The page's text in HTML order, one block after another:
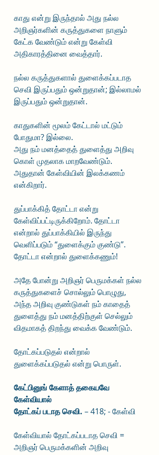
காது என்று இருந்தால் அது நல்ல
அறிஞர்களின் கருத்துகளை நாளும்
கேட்க வேண்டும் என்று கேள்வி
அதிகாரத்தினை வைத்தார்.
நல்ல கருத்துகளால் துளைக்கப்படாத
செவி இருப்பதும் ஒன்றுதான்; இல்லாமல்
இருப்பதும் ஒன்றுதான்.
காதுகளின் மூலம் கேட்டால் மட்டும்
போதுமா? இல்லை.
அது நம் மனத்தைத் துளைத்து அறிவு
கொள் முதலாக மாறவேண்டும்.
அதுதான் கேள்வியின் இலக்கணம்
என்கிறார்.
துப்பாக்கித் தோட்டா என்று
கேள்விப்பட்டிருக்கிறோம். தோட்டா
என்றால் துப்பாக்கியில் இருந்து
வெளிப்படும் “துளைக்கும் குண்டு”.
தோட்டா என்றால் துளைக்கணும்!
அதே போன்று அறிஞர் பெருமக்கள் நல்ல
கருத்துகளைச் சொல்லும் பொழுது,
அந்த அறிவு குண்டுகள் நம் காதைத்
துளைத்து நம் மனத்திற்குள் செல்லும்
விதமாகத் திறந்து வைக்க வேண்டும்.
தோட்கப்படுதல் என்றால்
துளைக்கப்படுதல் என்று பொருள்.
கேட்பினுங் கேளாத் தகையவே
கேள்வியால்
தோட்கப் படாத செவி. – 418; - கேள்வி
கேள்வியால் தோட்கப்படாத செவி =
அறிஞர் பெருமக்களின் அறிவு